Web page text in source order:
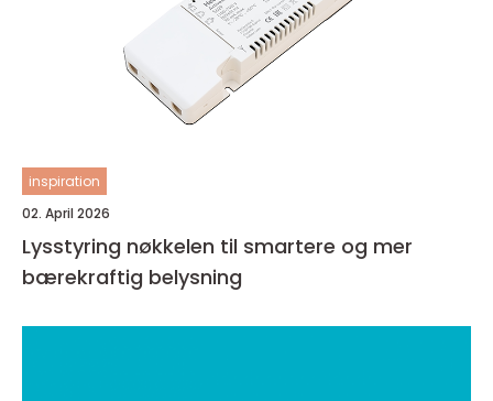
inspiration
02. April 2026
Lysstyring nøkkelen til smartere og mer
bærekraftig belysning